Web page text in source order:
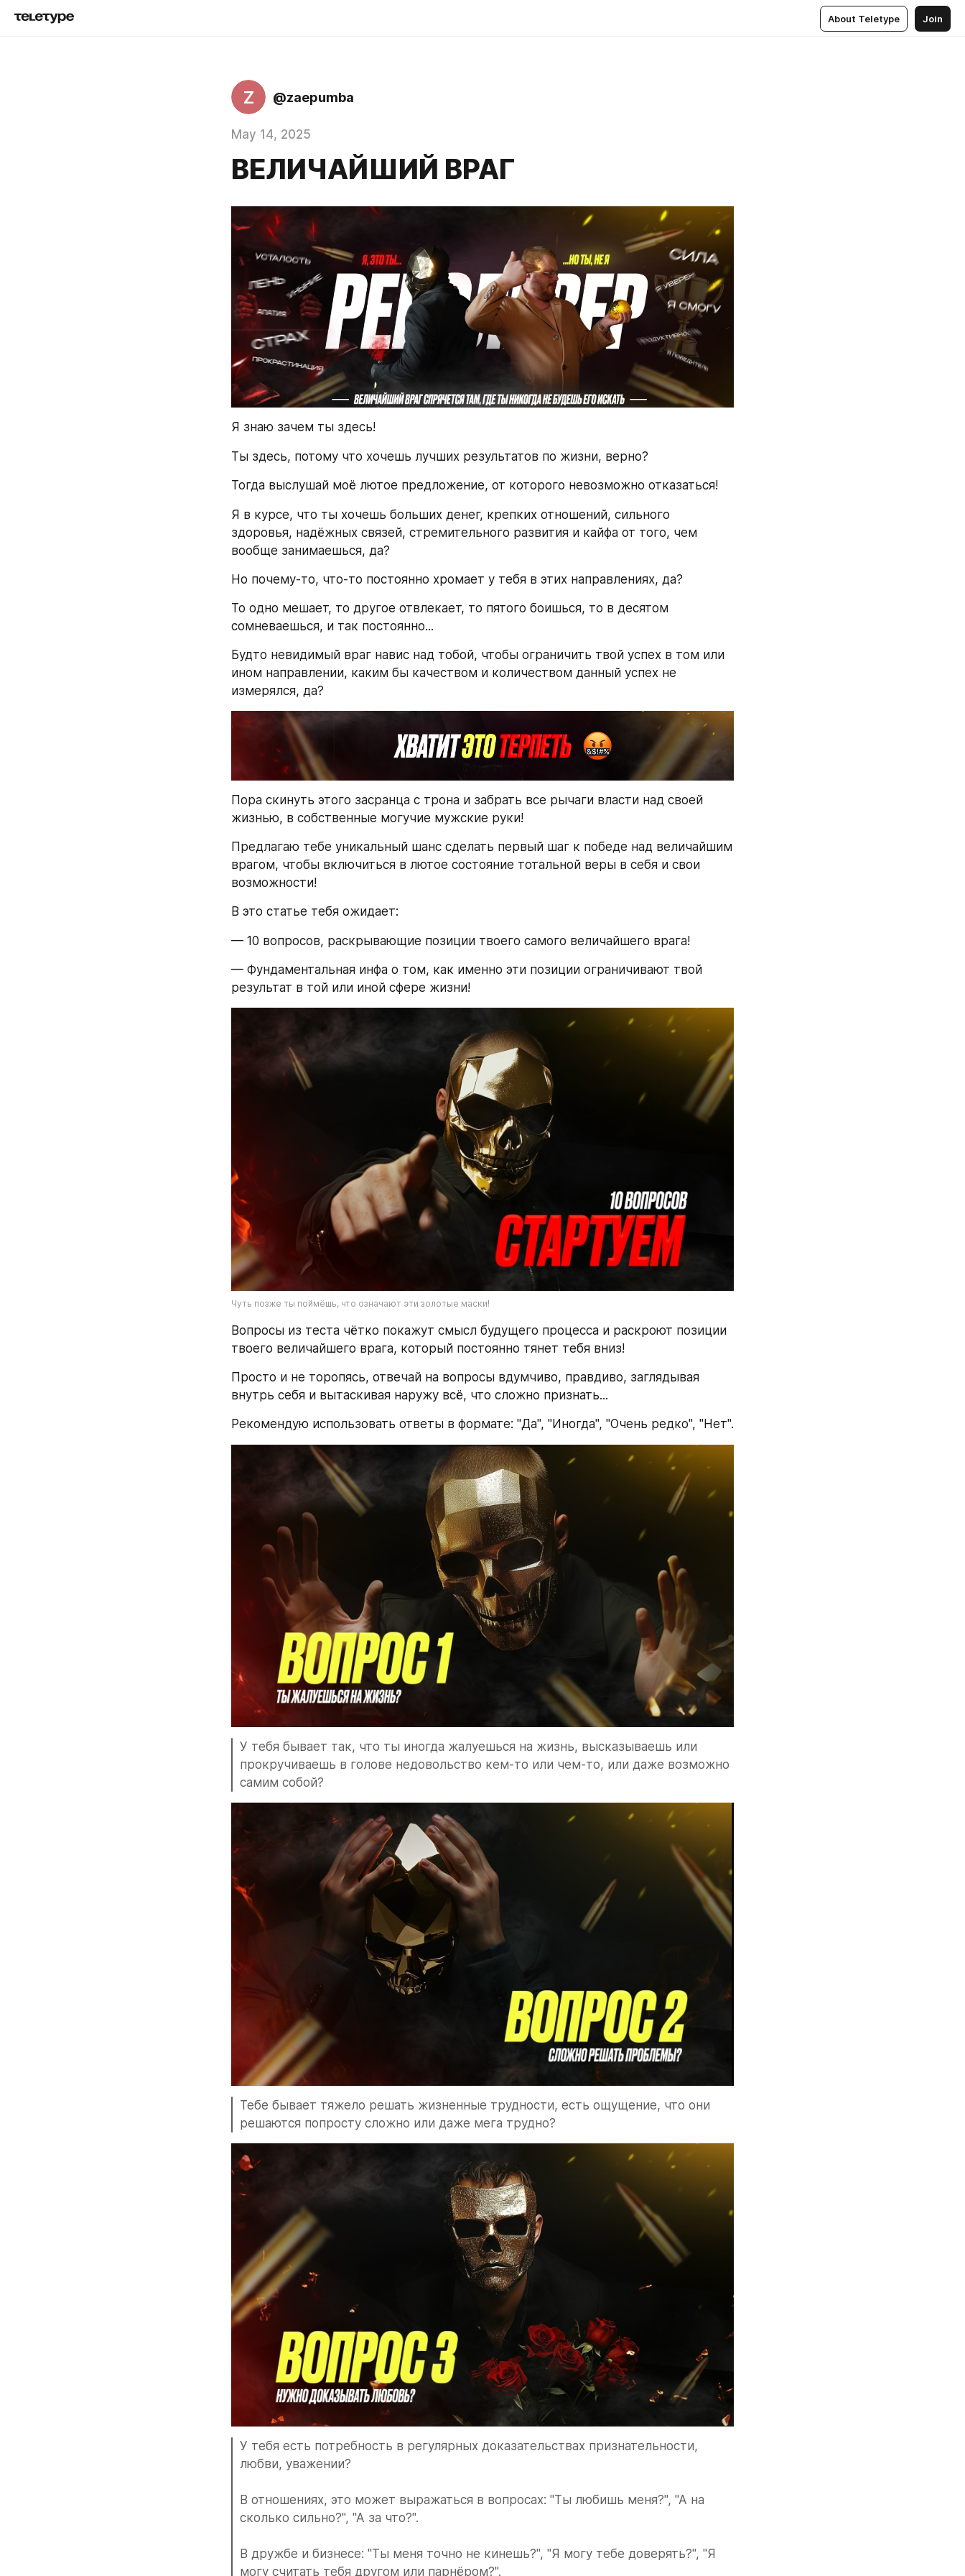
About Teletype Join
Z @zaepumba
May 14, 2025
ВЕЛИЧАЙШИЙ ВРАГ
Я знаю зачем ты здесь!
Ты здесь, потому что хочешь лучших результатов по жизни, верно?
Тогда выслушай моё лютое предложение, от которого невозможно отказаться!
Я в курсе, что ты хочешь больших денег, крепких отношений, сильного
здоровья, надёжных связей, стремительного развития и кайфа от того, чем
вообще занимаешься, да?
Но почему-то, что-то постоянно хромает у тебя в этих направлениях, да?
То одно мешает, то другое отвлекает, то пятого боишься, то в десятом
сомневаешься, и так постоянно...
Будто невидимый враг навис над тобой, чтобы ограничить твой успех в том или
ином направлении, каким бы качеством и количеством данный успех не
измерялся, да?
Пора скинуть этого засранца с трона и забрать все рычаги власти над своей
жизнью, в собственные могучие мужские руки!
Предлагаю тебе уникальный шанс сделать первый шаг к победе над величайшим
врагом, чтобы включиться в лютое состояние тотальной веры в себя и свои
возможности!
В это статье тебя ожидает:
— 10 вопросов, раскрывающие позиции твоего самого величайшего врага!
— Фундаментальная инфа о том, как именно эти позиции ограничивают твой
результат в той или иной сфере жизни!
Чуть позже ты поймёшь, что означают эти золотые маски!
Вопросы из теста чётко покажут смысл будущего процесса и раскроют позиции
твоего величайшего врага, который постоянно тянет тебя вниз!
Просто и не торопясь, отвечай на вопросы вдумчиво, правдиво, заглядывая
внутрь себя и вытаскивая наружу всё, что сложно признать...
Рекомендую использовать ответы в формате: "Да", "Иногда", "Очень редко", "Нет".
У тебя бывает так, что ты иногда жалуешься на жизнь, высказываешь или
прокручиваешь в голове недовольство кем-то или чем-то, или даже возможно
самим собой?
Тебе бывает тяжело решать жизненные трудности, есть ощущение, что они
решаются попросту сложно или даже мега трудно?
У тебя есть потребность в регулярных доказательствах признательности,
любви, уважении?
В отношениях, это может выражаться в вопросах: "Ты любишь меня?", "А на
сколько сильно?", "А за что?".
В дружбе и бизнесе: "Ты меня точно не кинешь?", "Я могу тебе доверять?", "Я
могу считать тебя другом или парнёром?".